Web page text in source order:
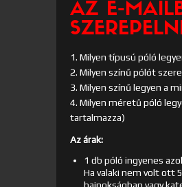
AZ E-
1. Milyen típusú póló
2. Milyen színű pólót
3. Milyen színű legyen a
4. Milyen méretű póló
tartalmazza)
Az árak:
1 db póló ingyenes
Ha valaki nem volt ott